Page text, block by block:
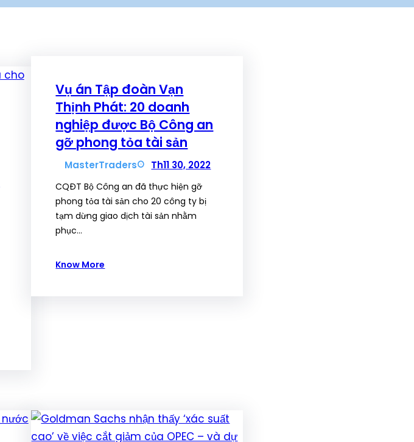
Vụ án Tập đoàn Vạn
Thịnh Phát: 20 doanh
nghiệp được Bộ Công an
gỡ phong tỏa tài sản
MasterTraders Th11 30, 2022
CQĐT Bộ Công an đã thực hiện gỡ
phong tỏa tài sản cho 20 công ty bị
tạm dừng giao dịch tài sản nhằm
phục…
Know More